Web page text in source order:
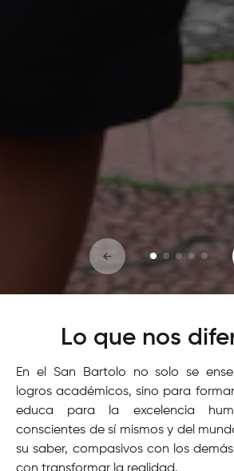
Lo que nos
En el San Bartolo no solo se
logros académicos, sino para
educa para la excelencia
conscientes de sí mismos y del
su saber, compasivos con los
con transformar la realidad.